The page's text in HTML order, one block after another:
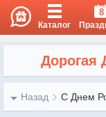
Каталог
8
Дорогая
Назад С Днем